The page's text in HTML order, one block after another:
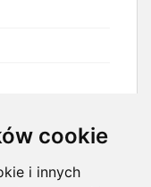
cookie
i innych